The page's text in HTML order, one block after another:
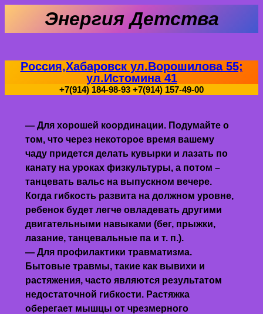
Энергия Детства
Россия,Хабаровск ул.Ворошилова 55;
ул.Истомина 41
+7(914) 184-98-93 +7(914) 157-49-00
— Для хорошей координации. Подумайте о
том, что через некоторое время вашему
чаду придется делать кувырки и лазать по
канату на уроках физкультуры, а потом –
танцевать вальс на выпускном вечере.
Когда гибкость развита на должном уровне,
ребенок будет легче овладевать другими
двигательными навыками (бег, прыжки,
лазание, танцевальные па и т. п.).
— Для профилактики травматизма.
Бытовые травмы, такие как вывихи и
растяжения, часто являются результатом
недостаточной гибкости. Растяжка
оберегает мышцы от чрезмерного